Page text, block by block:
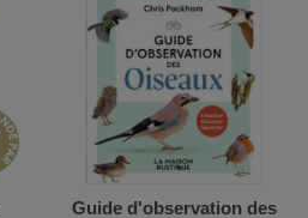
Guide d'observation des